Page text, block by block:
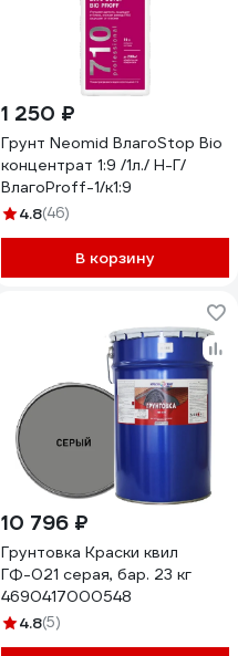
1 250 ₽
Грунт Neomid ВлагоStop Bio
концентрат 1:9 /1л./ Н-Г/
ВлагоProff-1/к1:9
4.8(46)
В корзину
10 796 ₽
Грунтовка Краски квил
ГФ-021 серая, бар. 23 кг
4690417000548
4.8(5)